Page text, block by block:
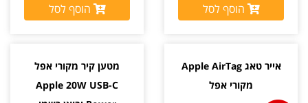
הוסף לסל הוסף לסל
אייר טאג Apple AirTag
מקורי אפל
מטען קיר מקורי אפל
Apple 20W USB-C